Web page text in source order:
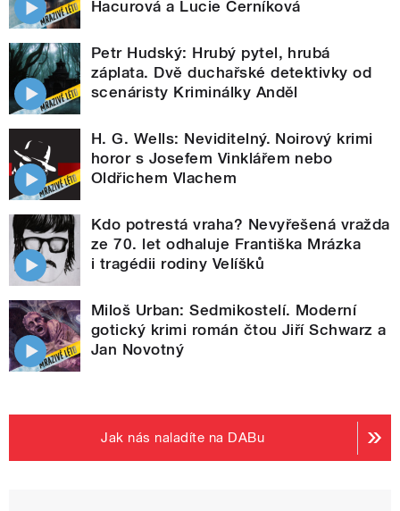
Hacurová a Lucie Černíková
Petr Hudský: Hrubý pytel, hrubá
záplata. Dvě duchařské detektivky od
scenáristy Kriminálky Anděl
H. G. Wells: Neviditelný. Noirový krimi
horor s Josefem Vinklářem nebo
Oldřichem Vlachem
Kdo potrestá vraha? Nevyřešená vražda
ze 70. let odhaluje Františka Mrázka
i tragédii rodiny Velíšků
Miloš Urban: Sedmikostelí. Moderní
gotický krimi román čtou Jiří Schwarz a
Jan Novotný
Jak nás naladíte na DABu